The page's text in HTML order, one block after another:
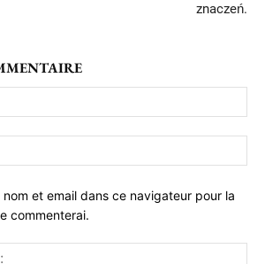
znaczeń.
:*
:*
nom et email dans ce navigateur pour la
commenterai.